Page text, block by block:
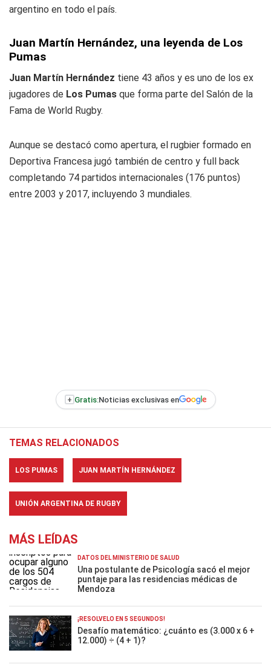
argentino en todo el país.
Juan Martín Hernández, una leyenda de Los
Pumas
Juan Martín Hernández tiene 43 años y es uno de los ex
jugadores de Los Pumas que forma parte del Salón de la
Fama de World Rugby.
Aunque se destacó como apertura, el rugbier formado en
Deportiva Francesa jugó también de centro y full back
completando 74 partidos internacionales (176 puntos)
entre 2003 y 2017, incluyendo 3 mundiales.
+ Gratis:Noticias exclusivas en
TEMAS RELACIONADOS
LOS PUMAS JUAN MARTÍN HERNÁNDEZ
UNIÓN ARGENTINA DE RUGBY
MÁS LEÍDAS
DATOS DEL MINISTERIO DE SALUD
Una postulante de Psicología sacó el mejor
puntaje para las residencias médicas de
Mendoza
¡RESOLVELO EN 5 SEGUNDOS!
Desafío matemático: ¿cuánto es (3.000 x 6 +
12.000) ÷ (4 + 1)?